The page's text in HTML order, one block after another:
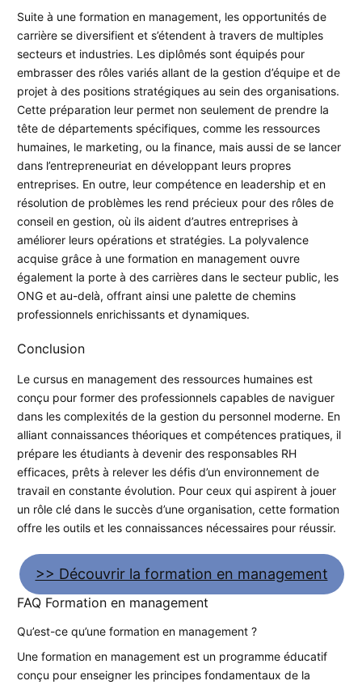
Suite à une formation en management, les opportunités de
carrière se diversifient et s’étendent à travers de multiples
secteurs et industries. Les diplômés sont équipés pour
embrasser des rôles variés allant de la gestion d’équipe et de
projet à des positions stratégiques au sein des organisations.
Cette préparation leur permet non seulement de prendre la
tête de départements spécifiques, comme les ressources
humaines, le marketing, ou la finance, mais aussi de se lancer
dans l’entrepreneuriat en développant leurs propres
entreprises. En outre, leur compétence en leadership et en
résolution de problèmes les rend précieux pour des rôles de
conseil en gestion, où ils aident d’autres entreprises à
améliorer leurs opérations et stratégies. La polyvalence
acquise grâce à une formation en management ouvre
également la porte à des carrières dans le secteur public, les
ONG et au-delà, offrant ainsi une palette de chemins
professionnels enrichissants et dynamiques.
Conclusion
Le cursus en management des ressources humaines est
conçu pour former des professionnels capables de naviguer
dans les complexités de la gestion du personnel moderne. En
alliant connaissances théoriques et compétences pratiques, il
prépare les étudiants à devenir des responsables RH
efficaces, prêts à relever les défis d’un environnement de
travail en constante évolution. Pour ceux qui aspirent à jouer
un rôle clé dans le succès d’une organisation, cette formation
offre les outils et les connaissances nécessaires pour réussir.
>> Découvrir la formation en management
FAQ Formation en management
Qu’est-ce qu’une formation en management ?
Une formation en management est un programme éducatif
conçu pour enseigner les principes fondamentaux de la